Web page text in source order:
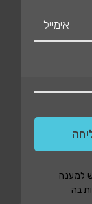
למענה
בה